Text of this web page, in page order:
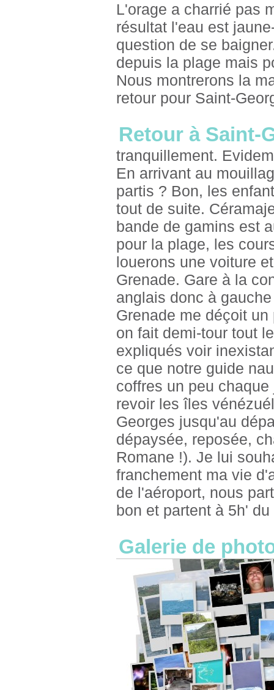
L'orage a charrié pas
résultat l'eau est
question de se
depuis la plage mais
Nous montrerons la
retour pour Saint-
Retour à Saint-
tranquillement.
En arrivant au
partis ? Bon, les
tout de suite.
bande de gamins est
pour la plage, les
louerons une voiture
Grenade. Gare à la
anglais donc à
Grenade me déçoit
on fait demi-tour tout
expliqués voir
ce que notre guide
coffres un peu
revoir les îles
Georges jusqu'au
dépaysée, reposée,
Romane !). Je lui
franchement ma vie
de l'aéroport, nous
bon et partent à 5h'
Galerie de